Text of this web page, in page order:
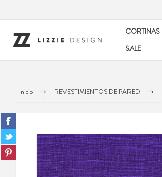
CORTINAS
SALE
Inicio REVESTIMIENTOS DE PARED